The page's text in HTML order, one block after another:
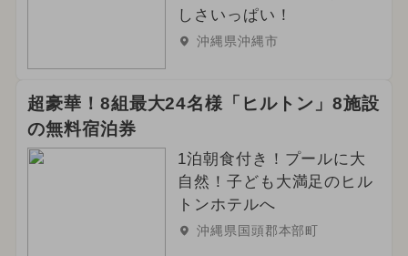
しさいっぱい！
沖縄県沖縄市
超豪華！8組最大24名様「ヒルトン」8施設
の無料宿泊券
1泊朝食付き！プールに大
自然！子ども大満足のヒル
トンホテルへ
沖縄県国頭郡本部町